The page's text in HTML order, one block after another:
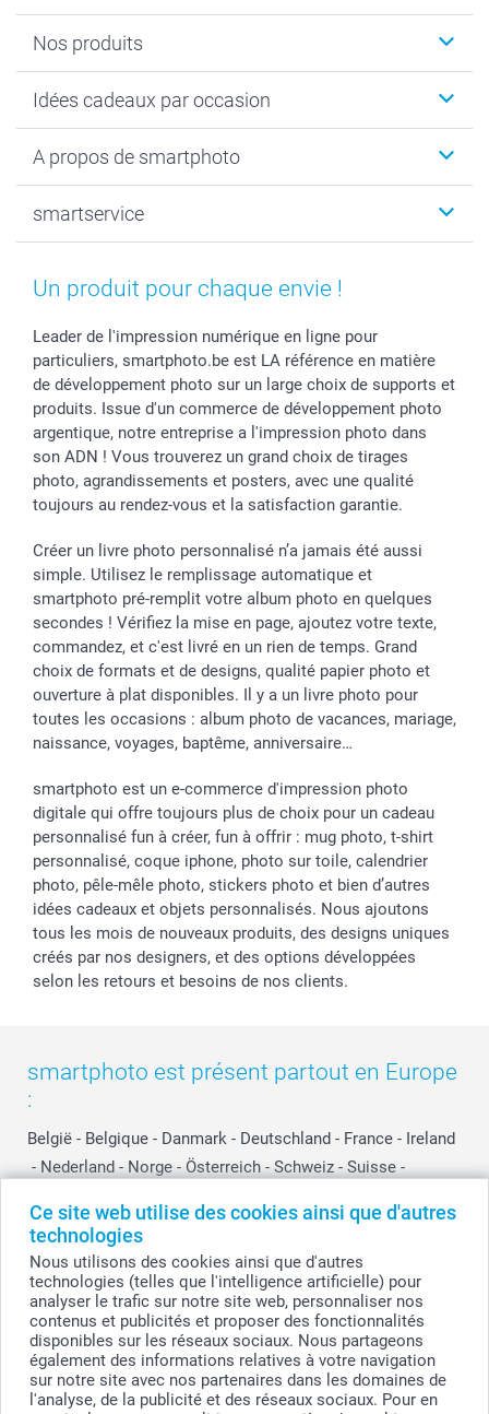
Ce site web utilise des cookies ainsi que d'autres
technologies
Nous utilisons des cookies ainsi que d'autres
technologies (telles que l'intelligence artificielle) pour
analyser le trafic sur notre site web, personnaliser nos
contenus et publicités et proposer des fonctionnalités
disponibles sur les réseaux sociaux. Nous partageons
également des informations relatives à votre navigation
sur notre site avec nos partenaires dans les domaines de
l'analyse, de la publicité et des réseaux sociaux. Pour en
Nos produits
Cadeaux photo
Tirage photo & agrandissement
MyNameBook
Stickers & Etiquettes
Calendrier photos & Agendas photo
Dénicheur d'idées cadeau
Idées cadeaux par occasion
Anniversaire
Fin d'études
Naissance & baptême
Toussaint
Rentrée des classes
Communion
Saint-Valentin
Vacances
A propos de smartphoto
Durabilité
Conditions
Plaintes
Conditions générales
Vie privée
Gestion des cookies
Tarifs
Investisseurs
Droit de rétractation
smartservice
smartgarantie
smartfriends
Modes de paiement
Modes de livraison
Grandes Quantités
Statut de ma commande
Un produit pour chaque envie !
Leader de l'impression numérique en ligne pour
particuliers, smartphoto.be est LA référence en matière
de développement photo sur un large choix de supports et
produits. Issue d'un commerce de développement photo
argentique, notre entreprise a l'impression photo dans
son ADN ! Vous trouverez un grand choix de tirages
photo, agrandissements et posters, avec une qualité
toujours au rendez-vous et la satisfaction garantie.
Créer un livre photo personnalisé n’a jamais été aussi
simple. Utilisez le remplissage automatique et
smartphoto pré-remplit votre album photo en quelques
secondes ! Vérifiez la mise en page, ajoutez votre texte,
commandez, et c'est livré en un rien de temps. Grand
choix de formats et de designs, qualité papier photo et
ouverture à plat disponibles. Il y a un livre photo pour
toutes les occasions : album photo de vacances, mariage,
naissance, voyages, baptême, anniversaire…
smartphoto est un e-commerce d'impression photo
digitale qui offre toujours plus de choix pour un cadeau
personnalisé fun à créer, fun à offrir : mug photo, t-shirt
personnalisé, coque iphone, photo sur toile, calendrier
photo, pêle-mêle photo, stickers photo et bien d’autres
idées cadeaux et objets personnalisés. Nous ajoutons
tous les mois de nouveaux produits, des designs uniques
créés par nos designers, et des options développées
selon les retours et besoins de nos clients.
smartphoto est présent partout en Europe
:
België - Belgique - Danmark - Deutschland - France - Ireland
- Nederland - Norge - Österreich - Schweiz - Suisse -
Other Countries
© smartphoto group. Tous droits réservés
smartphoto group SA.
Siège social : Kwatrechtsteenweg 160, 9230 Wetteren, Belgique
Tous les prix sont en EURO (€), TVA incluse et hors frais de port.